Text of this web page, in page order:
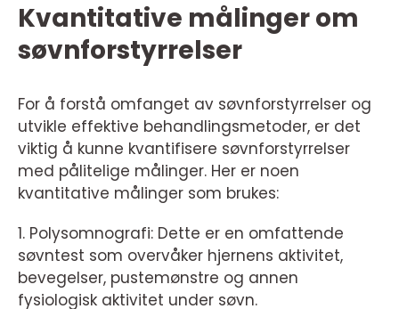
Kvantitative målinger om
søvnforstyrrelser
For å forstå omfanget av søvnforstyrrelser og
utvikle effektive behandlingsmetoder, er det
viktig å kunne kvantifisere søvnforstyrrelser
med pålitelige målinger. Her er noen
kvantitative målinger som brukes:
1. Polysomnografi: Dette er en omfattende
søvntest som overvåker hjernens aktivitet,
bevegelser, pustemønstre og annen
fysiologisk aktivitet under søvn.